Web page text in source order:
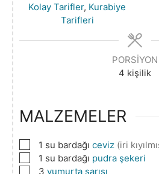
Kolay Tarifler, Kurabiye
Tarifleri
PORSIYON
4 kişilik
MALZEMELER
▢1 su bardağı ceviz (iri
▢1 su bardağı pudra şekeri
▢
3 yumurta sarısı